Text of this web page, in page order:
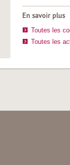
En savoir plus
Toutes les
Toutes les